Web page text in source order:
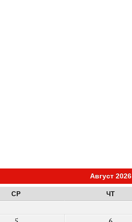
Август 2026
СР ЧТ